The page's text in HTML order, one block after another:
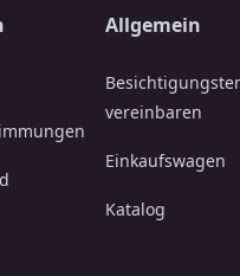
Allgemein
vereinbaren
Einkaufswagen
Katalog